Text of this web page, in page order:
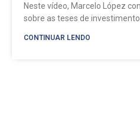
Neste vídeo, Marcelo López
sobre as teses de
CONTINUAR LENDO